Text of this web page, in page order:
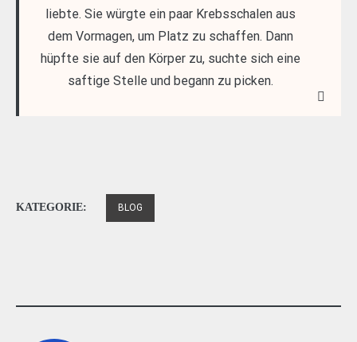
liebte. Sie würgte ein paar Krebsschalen aus
dem Vormagen, um Platz zu schaffen. Dann
hüpfte sie auf den Körper zu, suchte sich eine
saftige Stelle und begann zu picken.
KATEGORIE: BLOG